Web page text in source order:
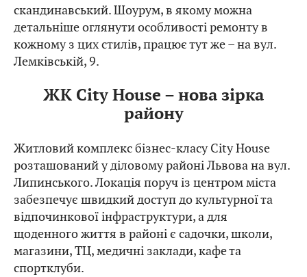
скандинавський. Шоурум, в якому можна
детальніше оглянути особливості ремонту в
кожному з цих стилів, працює тут же – на вул.
Лемківській, 9.
ЖК City House – нова зірка
району
Житловий комплекс бізнес-класу City House
розташований у діловому районі Львова на вул.
Липинського. Локація поруч із центром міста
забезпечує швидкий доступ до культурної та
відпочинкової інфраструктури, а для
щоденного життя в районі є садочки, школи,
магазини, ТЦ, медичні заклади, кафе та
спортклуби.